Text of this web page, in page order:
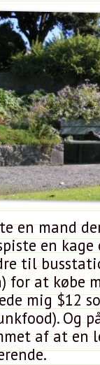
en mand
en
til
for at købe
mig $12
Og
af at en